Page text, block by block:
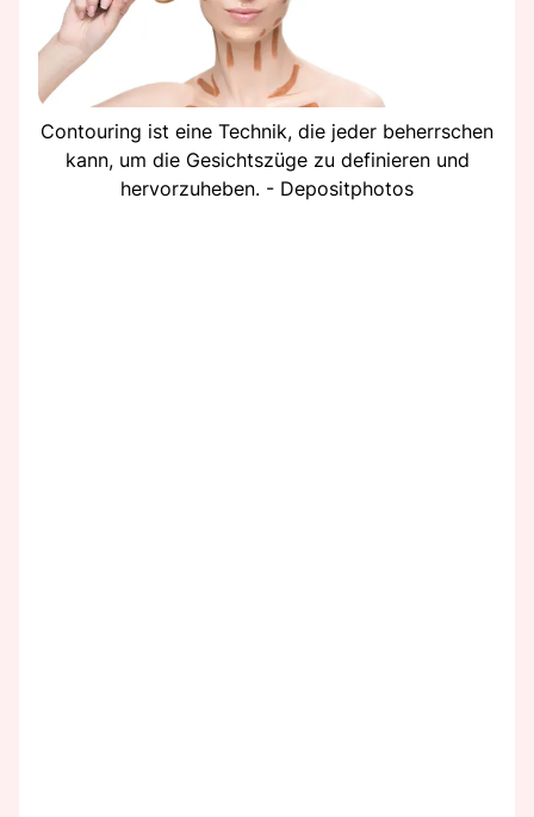
Contouring ist eine Technik, die jeder beherrschen
kann, um die Gesichtszüge zu definieren und
hervorzuheben. - Depositphotos